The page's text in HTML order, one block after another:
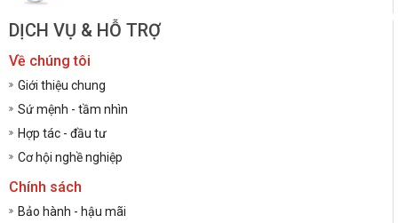
DỊCH VỤ & HỖ TRỢ
Về chúng tôi
Giới thiệu chung
Sứ mệnh - tầm nhìn
Hợp tác - đầu tư
Cơ hội nghề nghiệp
Chính sách
Bảo hành - hậu mãi